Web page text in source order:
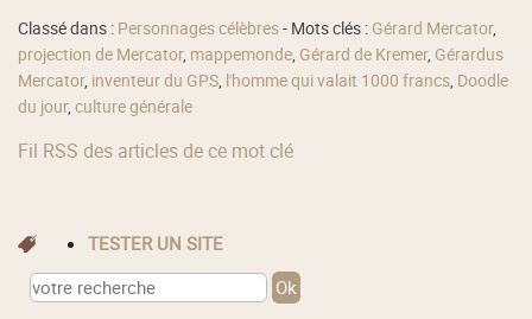
Classé dans : Personnages célèbres- Mots clés : Gérard Mercator,
projection de Mercator, mappemonde, Gérard de Kremer, Gérardus
Mercator, inventeur du GPS, l'homme qui valait 1000 francs, Doodle
du jour,culture générale
Fil RSS des articles de ce mot clé
TESTER UN SITE